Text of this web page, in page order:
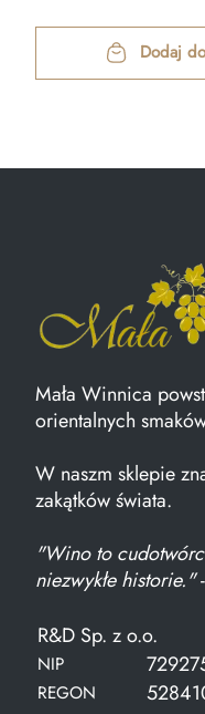
Dodaj
Mała Winnica
orientalnych
W naszm sklepie
zakątków świata.
"Wino to
niezwykłe historie."
R&D Sp. z o.o.
NIP
REGON